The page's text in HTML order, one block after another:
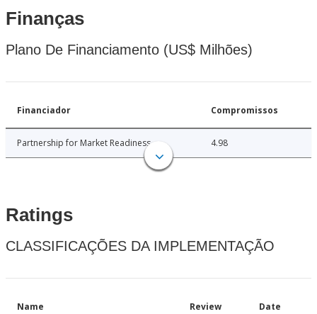
Finanças
Plano De Financiamento (US$ Milhões)
Financiador Compromissos
Partnership for Market Readiness 4.98
Ratings
CLASSIFICAÇÕES DA IMPLEMENTAÇÃO
Name Review Date